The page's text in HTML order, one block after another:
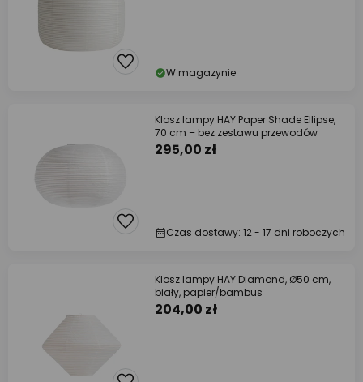
W magazynie
Klosz lampy HAY Paper Shade Ellipse,
70 cm – bez zestawu przewodów
295,00 zł
Czas dostawy: 12 - 17 dni roboczych
Klosz lampy HAY Diamond, Ø50 cm,
biały, papier/bambus
204,00 zł